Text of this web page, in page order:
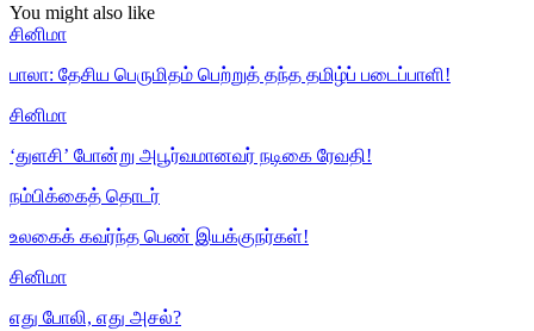
You might also like
சினிமா
பாலா: தேசிய பெருமிதம் பெற்றுத் தந்த தமிழ்ப் படைப்பாளி!
சினிமா
‘துளசி’ போன்று அபூர்வமானவர் நடிகை ரேவதி!
நம்பிக்கைத் தொடர்
உலகைக் கவர்ந்த பெண் இயக்குநர்கள்!
சினிமா
எது போலி, எது அசல்?